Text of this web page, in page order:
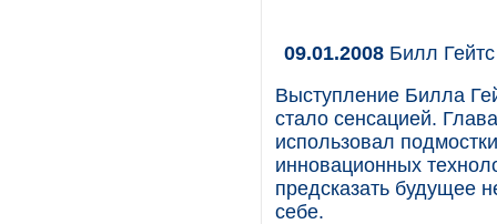
09.01.2008 Билл
Выступление Билла
стало сенсацией.
использовал
инновационных
предсказать будущее
себе.